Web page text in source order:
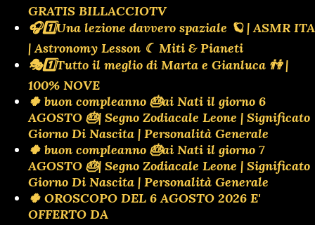
GRATIS BILLACCIOTV
🎧1️⃣Una lezione davvero spaziale 🪐 | ASMR ITA
| Astronomy Lesson ☾ Miti & Pianeti
🎭1️⃣Tutto il meglio di Marta e Gianluca 👫 |
100% NOVE
🍀 buon compleanno 🎂ai Nati il giorno 6
AGOSTO 🎂| Segno Zodiacale Leone | Significato
Giorno Di Nascita | Personalità Generale
🍀 buon compleanno 🎂ai Nati il giorno 7
AGOSTO 🎂| Segno Zodiacale Leone | Significato
Giorno Di Nascita | Personalità Generale
🍀 OROSCOPO DEL 6 AGOSTO 2026 E'
OFFERTO DA